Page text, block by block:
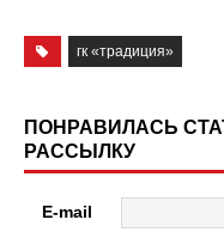
гк «традиция»
ПОНРАВИЛАСЬ
РАССЫЛКУ
E-mail